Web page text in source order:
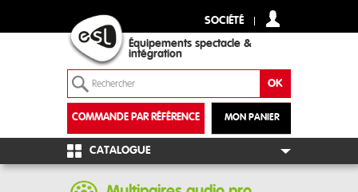
SOCIÉTÉ
Équipements spectacle &
intégration
MON PANIER
COMMANDE PAR RÉFÉRENCE
+
CATALOGUE